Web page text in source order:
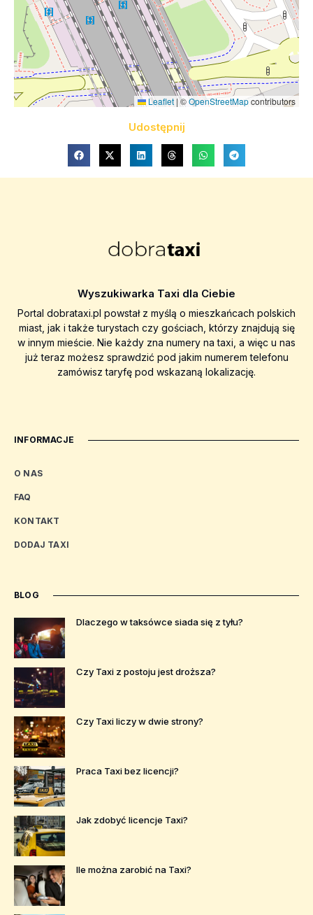
Leaflet |©OpenStreetMapcontributors
Udostępnij
Wyszukiwarka Taxi dla Ciebie
Portal dobrataxi.pl powstał z myślą o mieszkańcach polskich
miast, jak i także turystach czy gościach, którzy znajdują się
w innym mieście. Nie każdy zna numery na taxi, a więc u nas
już teraz możesz sprawdzić pod jakim numerem telefonu
zamówisz taryfę pod wskazaną lokalizację.
INFORMACJE
O NAS
FAQ
KONTAKT
DODAJ TAXI
BLOG
Dlaczego w taksówce siada się z tyłu?
Czy Taxi z postoju jest droższa?
Czy Taxi liczy w dwie strony?
Praca Taxi bez licencji?
Jak zdobyć licencje Taxi?
Ile można zarobić na Taxi?